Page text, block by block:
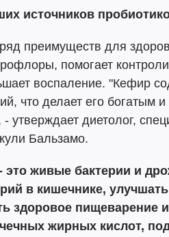
источников
преимуществ для
помогает
воспаление. "Кефир
что делает его богатым
- утверждает диетолог,
Бальзамо.
это живые бактерии и
в кишечнике,
здоровое пищеварение
жирных кислот,